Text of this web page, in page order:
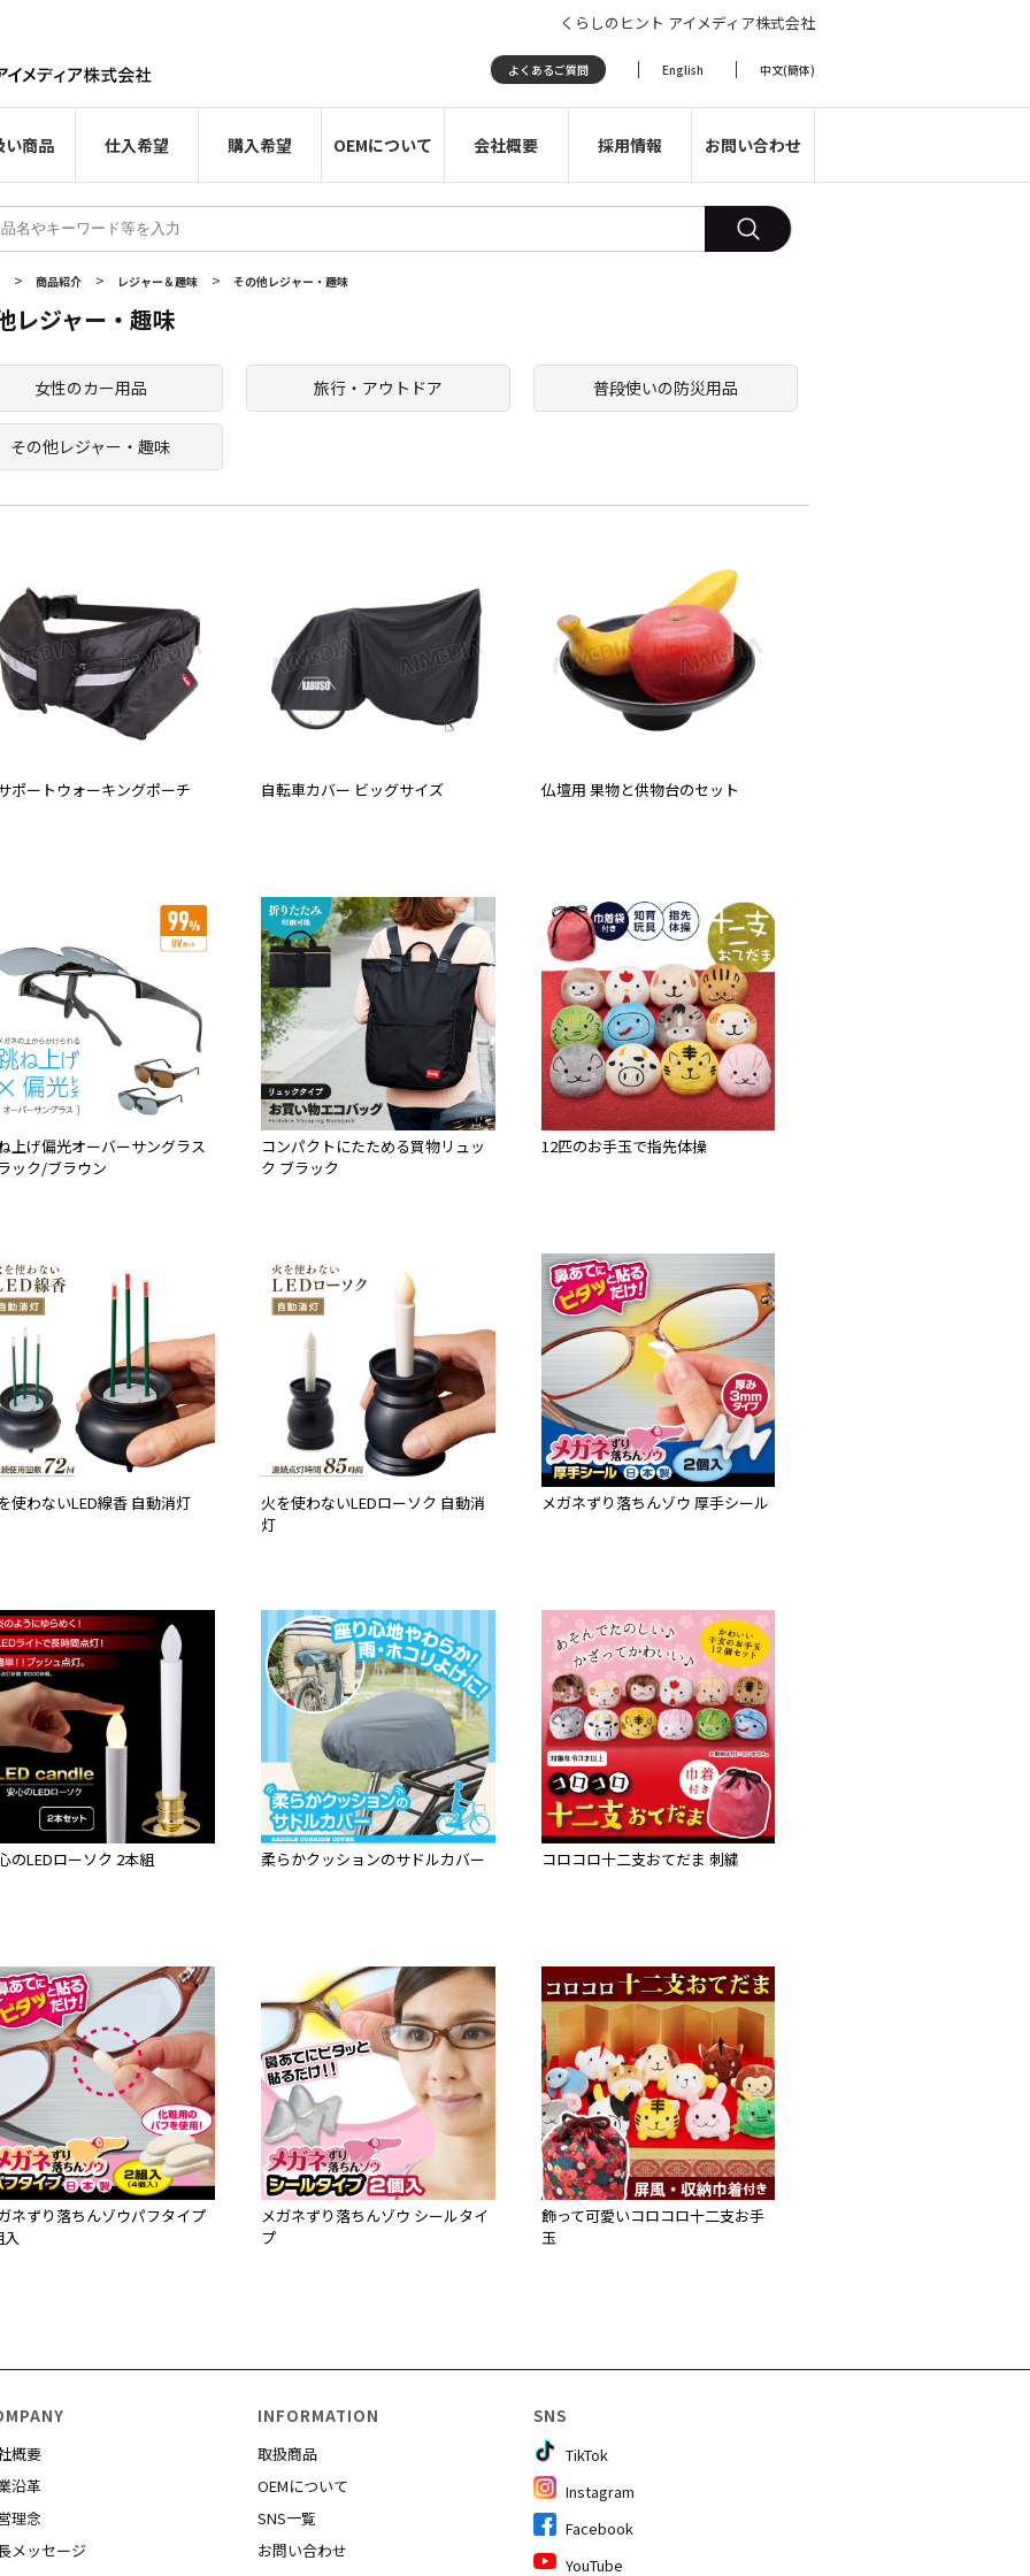
くらしのヒント アイメディア株式会社
よくあるご質問 English 中文(簡体)
い商品 仕入希望 購入希望 OEMについて 会社概要 採用情報 お問い合わせ
> 商品紹介 > レジャー＆趣味 > その他レジャー・趣味
レジャー・趣味
女性のカー用品 旅行・アウトドア 普段使いの防災用品
その他レジャー・趣味
ポートウォーキングポーチ 自転車カバー ビッグサイズ 仏壇用 果物と供物台のセット
上げ偏光オーバーサングラス
ック/ブラウン
コンパクトにたためる買物リュッ
ク ブラック
12匹のお手玉で指先体操
使わないLED線香 自動消灯
火を使わないLEDローソク 自動消
灯
メガネずり落ちんゾウ 厚手シール
のLEDローソク 2本組 柔らかクッションのサドルカバー コロコロ十二支おてだま 刺繍
ネずり落ちんゾウパフタイプ
入
メガネずり落ちんゾウ シールタイ
プ
飾って可愛いコロコロ十二支お手
玉
概要
沿革
理念
メッセージ
INFORMATION
取扱商品
OEMについて
SNS一覧
お問い合わせ
SNS
TikTok
Instagram
Facebook
YouTube